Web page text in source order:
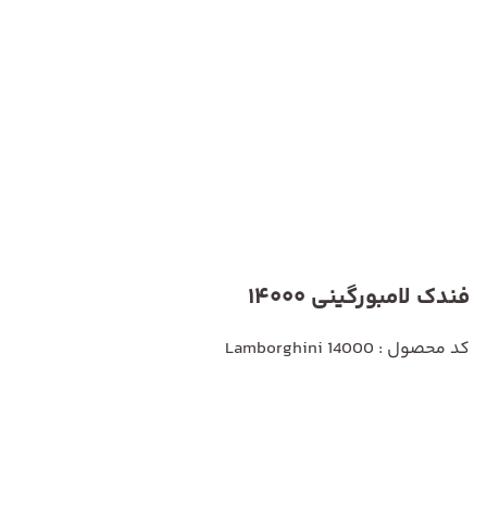
فندک لامبورگینی 14000
کد محصول : Lamborghini 14000